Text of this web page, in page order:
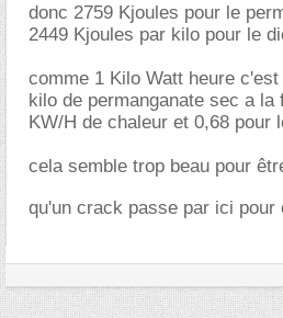
donc 2759 Kjoules pour le
2449 Kjoules par kilo pour le
comme 1 Kilo Watt heure
kilo de permanganate sec a la
KW/H de chaleur et 0,68 pour
cela semble trop beau pour
qu'un crack passe par ici